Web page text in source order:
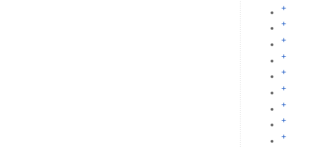
+
+
+
+
+
+
+
+
+